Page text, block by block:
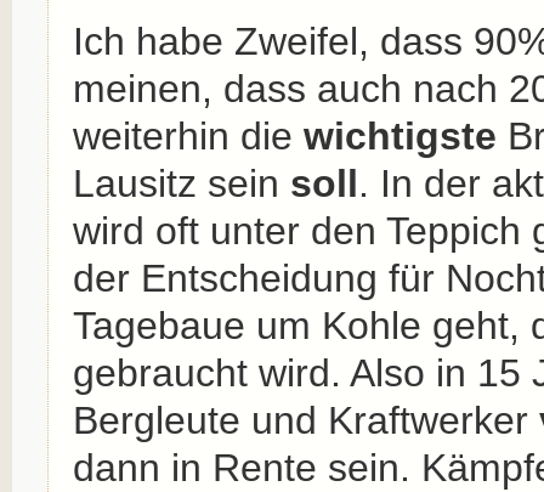
Ich habe Zweifel, dass
meinen, dass auch nach
weiterhin die wichtigste
Lausitz sein soll. In der
wird oft unter den Teppich
der Entscheidung für
Tagebaue um Kohle geht,
gebraucht wird. Also in 15
Bergleute und Kraftwerker
dann in Rente sein.